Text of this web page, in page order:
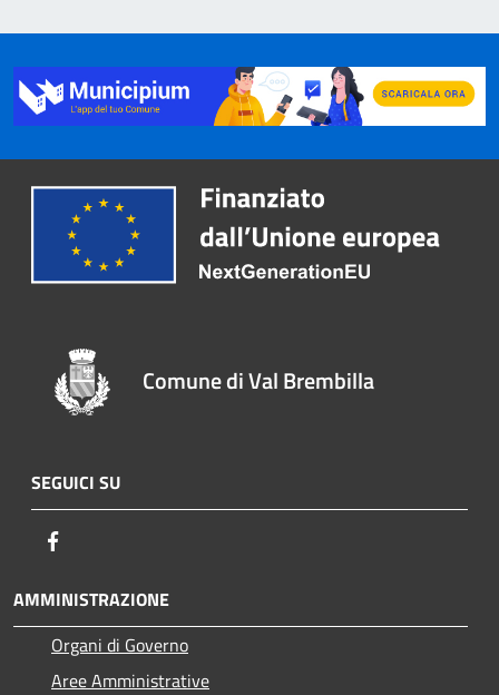
Comune di Val Brembilla
SEGUICI SU
AMMINISTRAZIONE
Organi di Governo
Aree Amministrative